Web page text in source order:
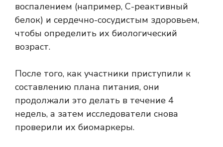
воспалением (например, С-реактивный
белок) и сердечно-сосудистым здоровьем,
чтобы определить их биологический
возраст.
После того, как участники приступили к
составлению плана питания, они
продолжали это делать в течение 4
недель, а затем исследователи снова
проверили их биомаркеры.